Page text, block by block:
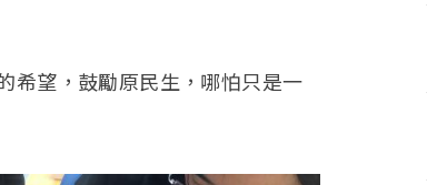
希望，鼓勵原民生，哪怕只是一